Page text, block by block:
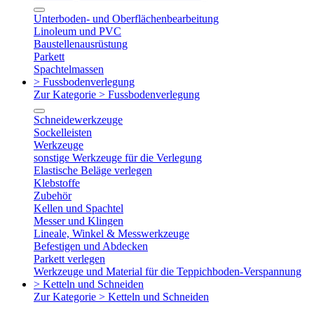
Unterboden- und Oberflächenbearbeitung
Linoleum und PVC
Baustellenausrüstung
Parkett
Spachtelmassen
> Fussbodenverlegung
Zur Kategorie > Fussbodenverlegung
Schneidewerkzeuge
Sockelleisten
Werkzeuge
sonstige Werkzeuge für die Verlegung
Elastische Beläge verlegen
Klebstoffe
Zubehör
Kellen und Spachtel
Messer und Klingen
Lineale, Winkel & Messwerkzeuge
Befestigen und Abdecken
Parkett verlegen
Werkzeuge und Material für die Teppichboden-Verspannung
> Ketteln und Schneiden
Zur Kategorie > Ketteln und Schneiden